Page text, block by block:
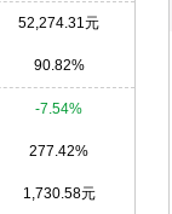
52,274.31元
90.82%
-7.54%
277.42%
1,730.58元